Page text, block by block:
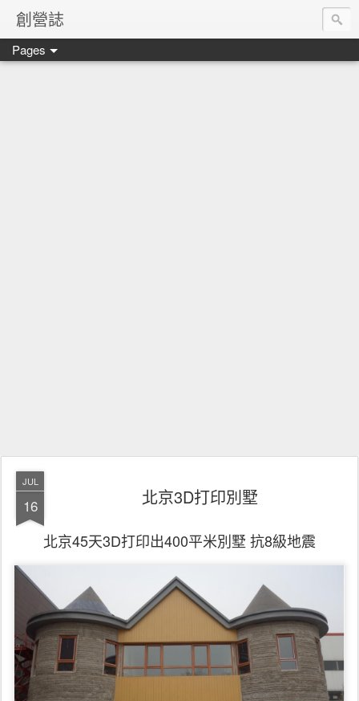
創營誌
Pages
JUL
16 北京3D打印別墅
北京45天3D打印出400平米別墅 抗8級地震